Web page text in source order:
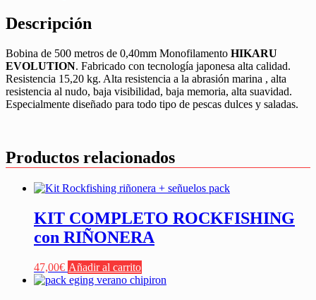
Descripción
Bobina de 500 metros de 0,40mm Monofilamento HIKARU
EVOLUTION. Fabricado con tecnología japonesa alta calidad.
Resistencia 15,20 kg. Alta resistencia a la abrasión marina , alta
resistencia al nudo, baja visibilidad, baja memoria, alta suavidad.
Especialmente diseñado para todo tipo de pescas dulces y saladas.
Productos relacionados
KIT COMPLETO ROCKFISHING
con RIÑONERA
47,00€ Añadir al carrito